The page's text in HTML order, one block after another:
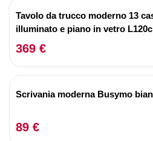
Tavolo da trucco moderno 13
illuminato e piano in vetro
369 €
Scrivania moderna Busymo
89 €